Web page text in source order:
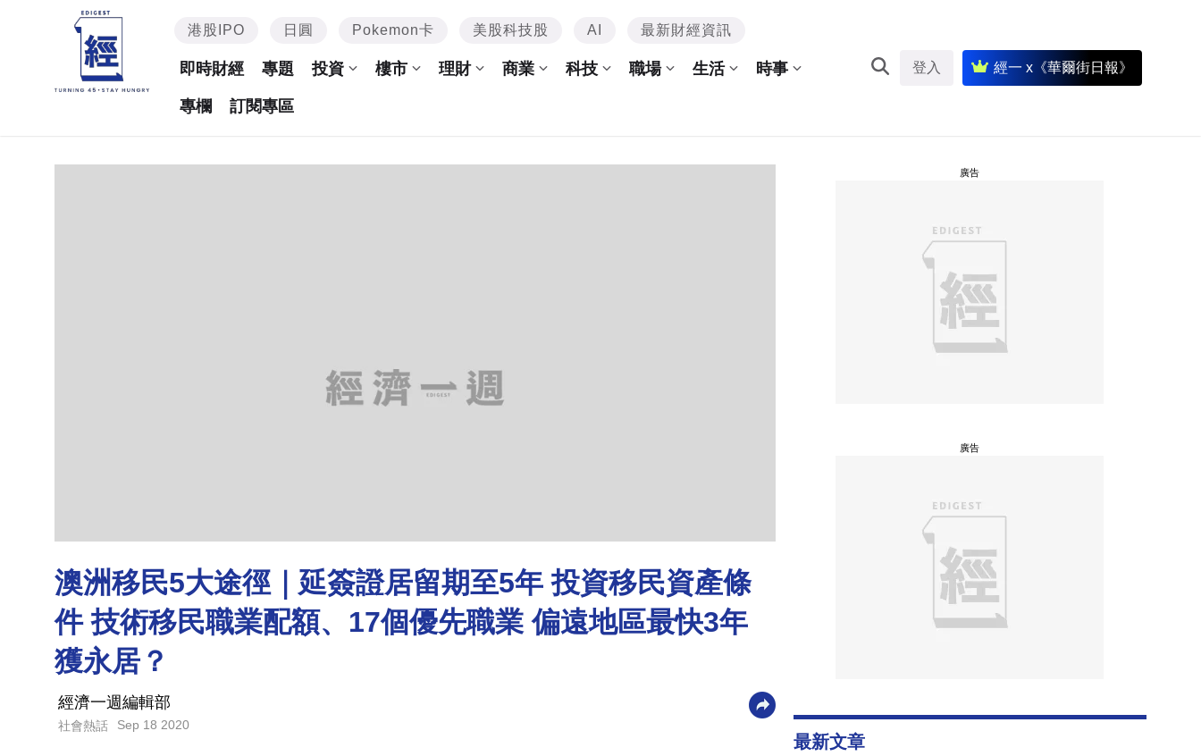
港股IPO 日圓 Pokemon卡 美股科技股 AI 最新財經資訊
即時財經 專題 投資 樓市 理財 商業 科技 職場 生活 時事
專欄 訂閱專區
登入 經一 x《華爾街日報》
澳洲移民5大途徑｜延簽證居留期至5年 投資移民資產條
件 技術移民職業配額、17個優先職業 偏遠地區最快3年
獲永居？
經濟一週編輯部
社會熱話 Sep 18 2020
廣告
廣告
最新文章